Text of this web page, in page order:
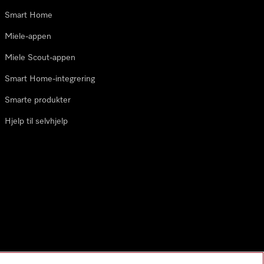
Smart Home
Miele-appen
Miele Scout-appen
Smart Home-integrering
Smarte produkter
Hjelp til selvhjelp